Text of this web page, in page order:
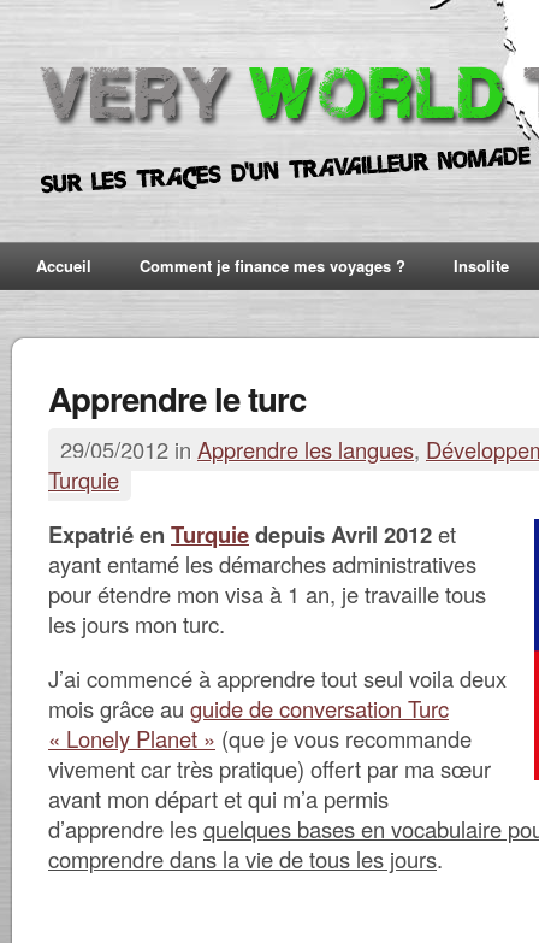
Accueil Comment je finance mes voyages ? Insolite
Apprendre le turc
29/05/2012 in Apprendre les langues,
Turquie
Expatrié en Turquiedepuis Avril 2012et
ayant entamé les démarches administratives
pour étendre mon visa à 1 an, je travaille tous
les jours mon turc.
J’ai commencé à apprendre tout seul voila deux
moisgrâce au guide de conversation Turc
« Lonely Planet » (que je vous recommande
vivement car très pratique) offert par ma sœur
avant mon départ et qui m’a permis
d’apprendre lesquelques bases en vocabulaire
comprendre dans la vie de tous les jours.